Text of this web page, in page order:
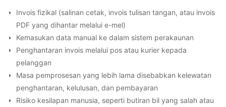
Invois fizikal (salinan cetak, invois tulisan tangan, atau invois
PDF yang dihantar melalui e-mel)
Kemasukan data manual ke dalam sistem perakaunan
Penghantaran invois melalui pos atau kurier kepada
pelanggan
Masa pemprosesan yang lebih lama disebabkan kelewatan
penghantaran, kelulusan, dan pembayaran
Risiko kesilapan manusia, seperti butiran bil yang salah atau